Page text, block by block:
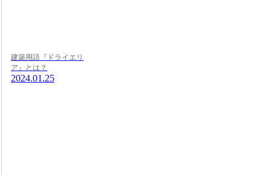
建築用語『ドライエリ
ア』とは？
2024.01.25